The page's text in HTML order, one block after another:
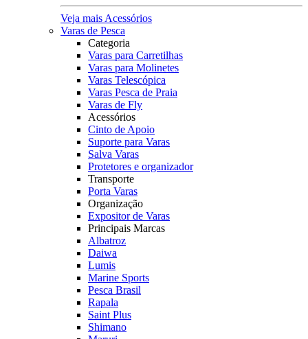
Veja mais Acessórios
Varas de Pesca
Categoria
Varas para Carretilhas
Varas para Molinetes
Varas Telescópica
Varas Pesca de Praia
Varas de Fly
Acessórios
Cinto de Apoio
Suporte para Varas
Salva Varas
Protetores e organizador
Transporte
Porta Varas
Organização
Expositor de Varas
Principais Marcas
Albatroz
Daiwa
Lumis
Marine Sports
Pesca Brasil
Rapala
Saint Plus
Shimano